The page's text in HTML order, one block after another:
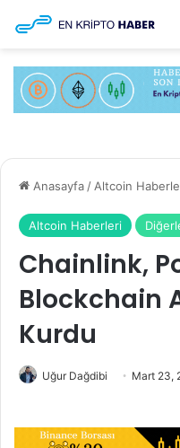
Anasayfa / Altcoin
Altcoin Haberleri
Chainlink,
Blockchain
Kurdu
Uğur Dağdibi Mart 23,